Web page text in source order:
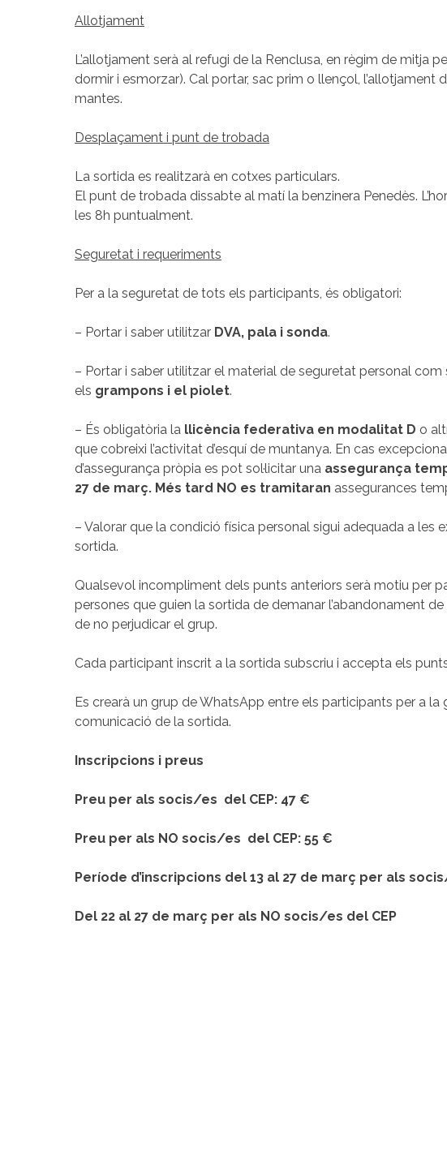
Allotjament
L’allotjament serà al refugi de la Renclusa, en règim de mitja
dormir i esmorzar). Cal portar, sac prim o llençol, l’allotjament
mantes.
Desplaçament i punt de trobada
La sortida es realitzarà en cotxes particulars.
El punt de trobada dissabte al matí la benzinera Penedès.
les 8h puntualment.
Seguretat i requeriments
Per a la seguretat de tots els participants, és obligatori:
– Portar i saber utilitzar DVA, pala i sonda.
– Portar i saber utilitzar el material de seguretat personal com
els grampons i el piolet.
– És obligatòria la llicència federativa en modalitat D o
que cobreixi l’activitat d’esquí de muntanya. En cas
d’assegurança pròpia es pot sol·licitar una assegurança
27 de març. Més tard NO es tramitaran assegurances
– Valorar que la condició física personal sigui adequada a les
sortida.
Qualsevol incompliment dels punts anteriors serà motiu per
persones que guien la sortida de demanar l’abandonament de
de no perjudicar el grup.
Cada participant inscrit a la sortida subscriu i accepta els
Es crearà un grup de WhatsApp entre els participants per a la
comunicació de la sortida.
Inscripcions i preus
Preu per als socis/es del CEP: 47 €
Preu per als NO socis/es del CEP: 55 €
Període d’inscripcions del 13 al 27 de març per als
Del 22 al 27 de març per als NO socis/es del CEP